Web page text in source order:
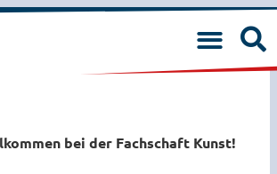
bei der Fachschaft Kunst!